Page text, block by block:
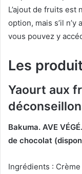
L’ajout de fruits est
option, mais s’il
vous pouvez y
Les
Yaourt aux
Bakuma. AVE VÉGÉ.
de chocolat
Ingrédients : Crème